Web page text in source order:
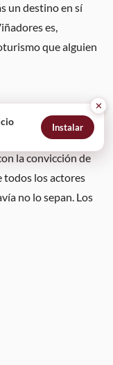
un destino en sí
es,
que alguien
no ven
la convicción de
todos los actores
no lo sepan. Los
Instalar
✕